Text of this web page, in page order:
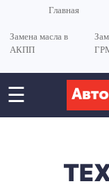
Главная
Замена масла в
АКПП
☰